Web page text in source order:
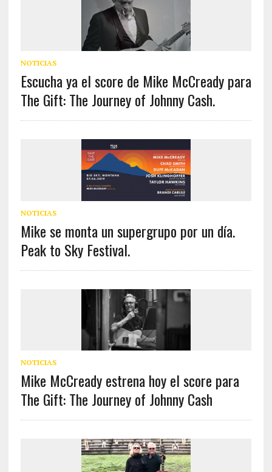
NOTICIAS
Escucha ya el score de Mike McCready para
The Gift: The Journey of Johnny Cash.
NOTICIAS
Mike se monta un supergrupo por un día.
Peak to Sky Festival.
NOTICIAS
Mike McCready estrena hoy el score para
The Gift: The Journey of Johnny Cash